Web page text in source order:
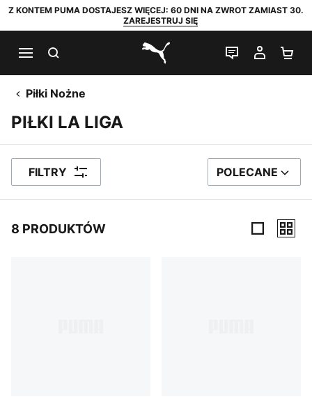
Z KONTEM PUMA DOSTAJESZ WIĘCEJ: 60 DNI NA ZWROT ZAMIAST 30.
ZAREJESTRUJ SIĘ
PUMA.com
CZAT NA
MOJE
Piłki Nożne
PIŁKI LA LIGA
FILTRY SORTUJ WEDŁUG
POLECANE
8 PRODUKTÓW